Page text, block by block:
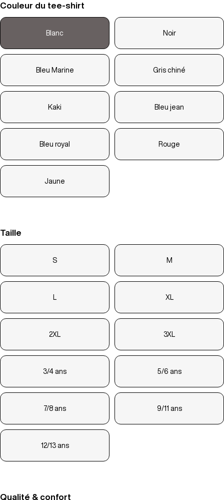
Couleur du tee-shirt
Blanc Noir
Bleu Marine Gris chiné
Kaki Bleu jean
Bleu royal Rouge
Jaune
Taille
S M
XL
2XL 3XL
3/4 ans 5/6 ans
7/8 ans 9/11 ans
12/13 ans
Qualité & confort